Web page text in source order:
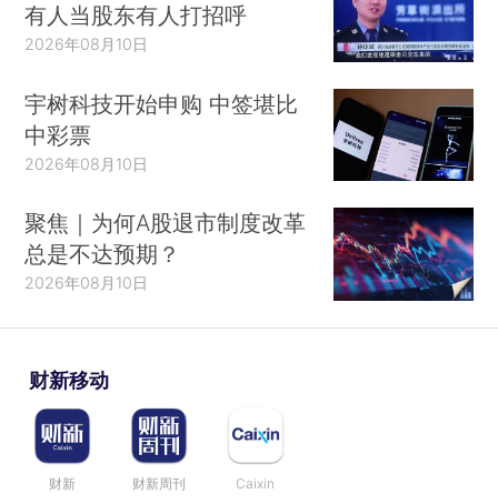
有人当股东有人打招呼
2026年08月10日
宇树科技开始申购 中签堪比
中彩票
2026年08月10日
聚焦｜为何A股退市制度改革
总是不达预期？
2026年08月10日
财新移动
财新 财新周刊 Caixin